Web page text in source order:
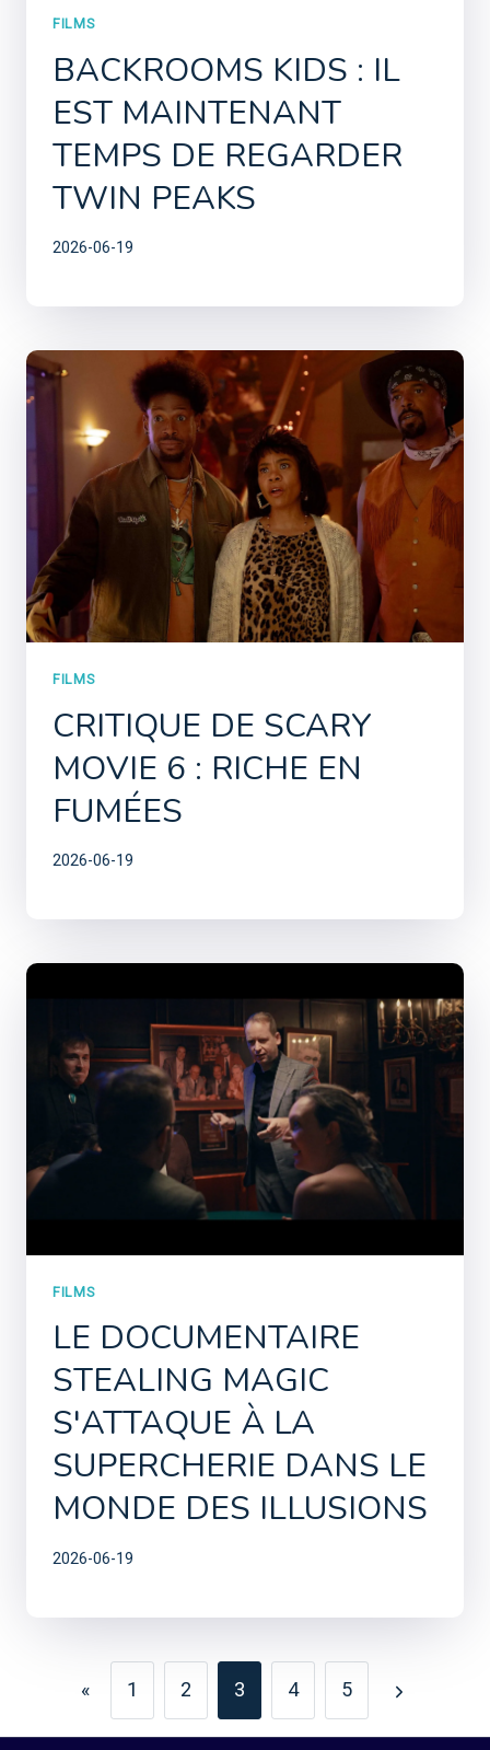
FILMS
BACKROOMS KIDS : IL
EST MAINTENANT
TEMPS DE REGARDER
TWIN PEAKS
2026-06-19
FILMS
CRITIQUE DE SCARY
MOVIE 6 : RICHE EN
FUMÉES
2026-06-19
FILMS
LE DOCUMENTAIRE
STEALING MAGIC
S'ATTAQUE À LA
SUPERCHERIE DANS LE
MONDE DES ILLUSIONS
2026-06-19
PAGE
NAVIGATION
« 1 2 3 4
5